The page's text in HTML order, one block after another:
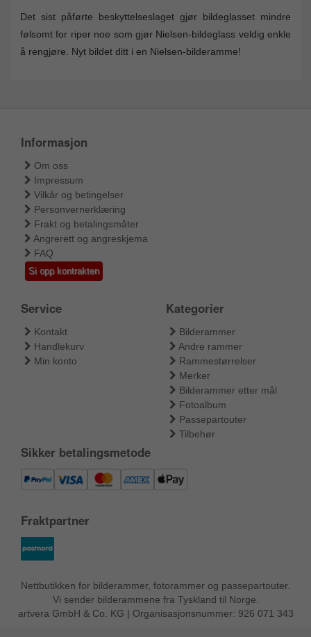
Det sist påførte beskyttelseslaget gjør bildeglasset mindre
følsomt for riper noe som gjør Nielsen-bildeglass veldig enkle
å rengjøre. Nyt bildet ditt i en Nielsen-bilderamme!
Informasjon
Om oss
Impressum
Vilkår og betingelser
Personvernerklæring
Frakt og betalingsmåter
Angrerett og angreskjema
FAQ
Si opp kontrakten
Service
Kontakt
Handlekurv
Min konto
Kategorier
Bilderammer
Andre rammer
Rammestørrelser
Merker
Bilderammer etter mål
Fotoalbum
Passepartouter
Tilbehør
Sikker betalingsmetode
Fraktpartner
Nettbutikken for bilderammer, fotorammer og passepartouter.
Vi sender bilderammene fra Tyskland til Norge.
artvera GmbH & Co. KG | Organisasjonsnummer: 926 071 343